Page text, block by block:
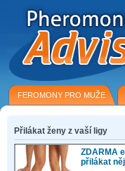
FEROMONY PRO MUŽE
Přilákat ženy z vaší ligy
ZDARMA
přilákat